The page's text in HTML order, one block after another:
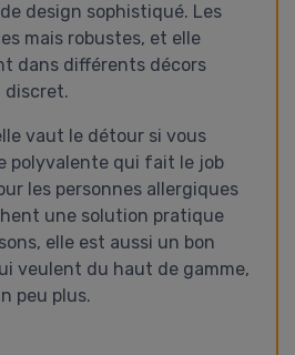
design sophistiqué. Les
mais robustes, et elle
dans différents décors
discret.
vaut le détour si vous
polyvalente qui fait le job
les personnes allergiques
une solution pratique
elle est aussi un bon
veulent du haut de gamme,
peu plus.